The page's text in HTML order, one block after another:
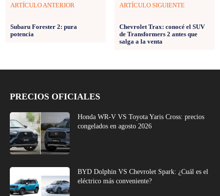
ARTÍCULO ANTERIOR
Subaru Forester 2: pura
potencia
ARTÍCULO SIGUIENTE
Chevrolet Trax: conocé el SUV
de Transformers 2 antes que
salga a la venta
PRECIOS OFICIALES
Honda WR-V VS Toyota Yaris Cross: precios
congelados en agosto 2026
BYD Dolphin VS Chevrolet Spark: ¿Cuál es el
eléctrico más conveniente?